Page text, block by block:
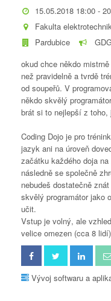
15.05.2018 18:00 -
Fakulta
Pardubice
okud chce někdo
než pravidelně a tvrdě
od soupeřů. V
někdo skvělý
brát si to nejlepší z
Coding Dojo je pro
jazyk ani na úroveň
začátku každého doja
následně se společně
nebudeš dostatečně
skvělý programátor jako
učit.
Vstup je volný, ale
velice omezen (cca 8
Vývoj softwaru a